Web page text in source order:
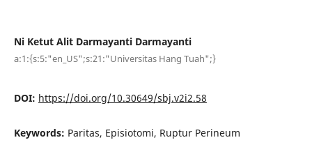
Ni Ketut Alit Darmayanti Darmayanti
a:1:{s:5:"en_US";s:21:"Universitas Hang Tuah";}
DOI: https://doi.org/10.30649/sbj.v2i2.58
Keywords: Paritas, Episiotomi, Ruptur Perineum